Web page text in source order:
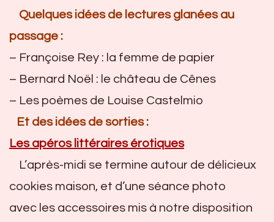
Quelques idées de lectures glanées au
passage :
– Françoise Rey : la femme de papier
– Bernard Noël : le château de Cênes
– Les poèmes de Louise Castelmio
Et des idées de sorties :
Les apéros littéraires érotiques
L’après-midi se termine autour de délicieux
cookies maison, et d’une séance photo
avec les accessoires mis à notre disposition